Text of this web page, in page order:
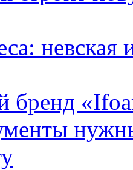
невская
бренд